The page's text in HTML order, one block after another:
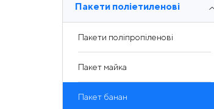
Пакети поліетиленові
Пакети поліпропіленові
Пакет майка
Пакет банан